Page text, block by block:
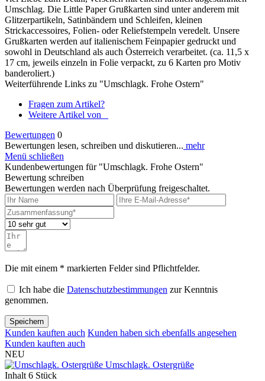
Umschlag. Die Little Paper Grußkarten sind unter anderem mit
Glitzerpartikeln, Satinbändern und Schleifen, kleinen
Strickaccessoires, Folien- oder Reliefstempeln veredelt. Unsere
Grußkarten werden auf italienischem Feinpapier gedruckt und
sowohl in Deutschland als auch Österreich verarbeitet. (ca. 11,5 x
17 cm, jeweils einzeln in Folie verpackt, zu 6 Karten pro Motiv
banderoliert.)
Weiterführende Links zu "Umschlagk. Frohe Ostern"
Fragen zum Artikel?
Weitere Artikel von _
Bewertungen 0
Bewertungen lesen, schreiben und diskutieren... mehr
Menü schließen
Kundenbewertungen für "Umschlagk. Frohe Ostern"
Bewertung schreiben
Bewertungen werden nach Überprüfung freigeschaltet.
Die mit einem * markierten Felder sind Pflichtfelder.
Ich habe die Datenschutzbestimmungen zur Kenntnis
genommen.
Speichern
Kunden kauften auch Kunden haben sich ebenfalls angesehen
Kunden kauften auch
NEU
Umschlagk. Ostergrüße
Inhalt 6 Stück